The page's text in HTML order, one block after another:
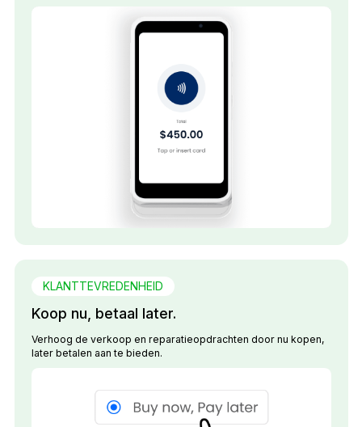
KLANTTEVREDENHEID
Koop nu, betaal later.
Verhoog de verkoop en reparatieopdrachten door nu kopen,
later betalen aan te bieden.